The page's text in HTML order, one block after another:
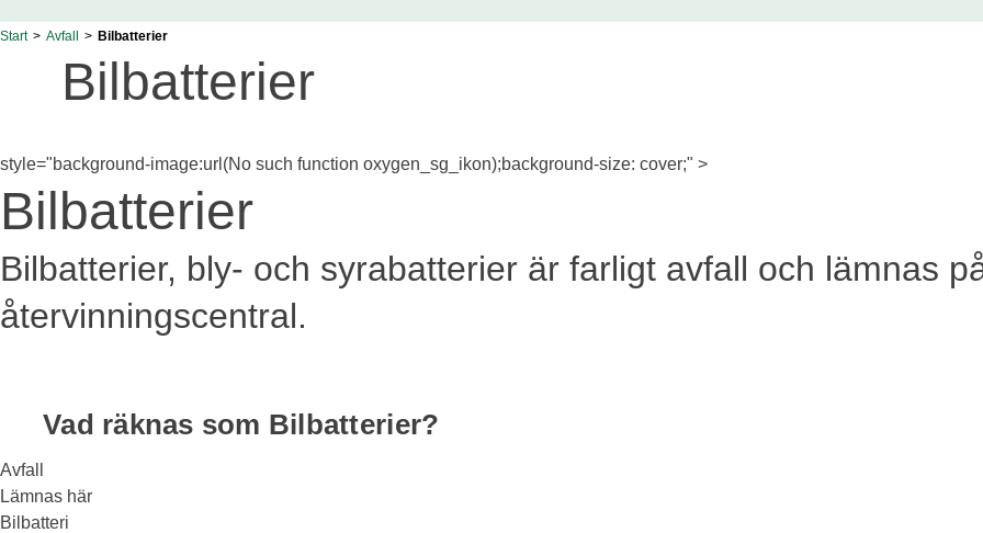
Start > Avfall > Bilbatterier
Bilbatterier
style="background-image:url(No such function oxygen_sg_ikon);background-size: cover;" >
Bilbatterier
Bilbatterier, bly- och syrabatterier är farligt avfall och lämnas
återvinningscentral.
Vad räknas som Bilbatterier?
Avfall
Lämnas här
Bilbatteri